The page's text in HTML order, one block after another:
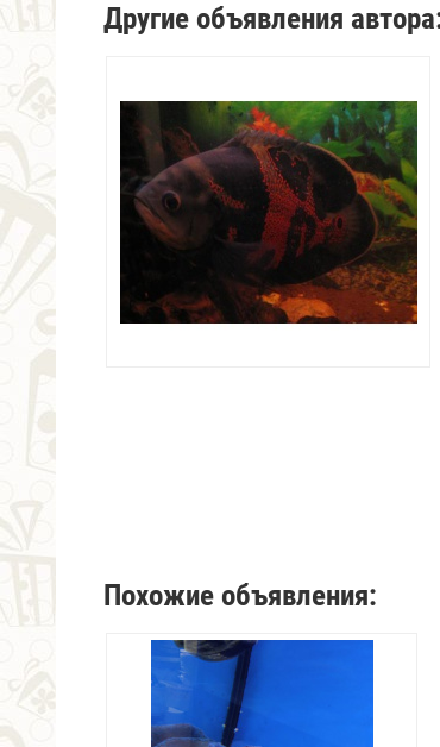
Другие объявления
Похожие объявления: